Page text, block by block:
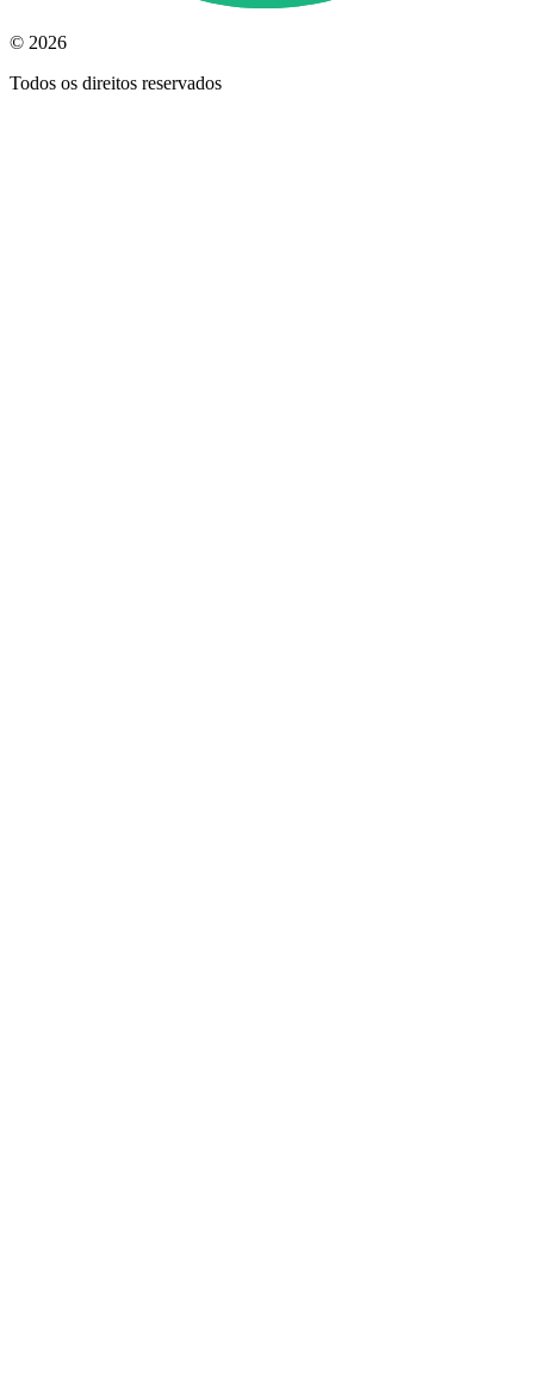
© 2026
Todos os direitos reservados